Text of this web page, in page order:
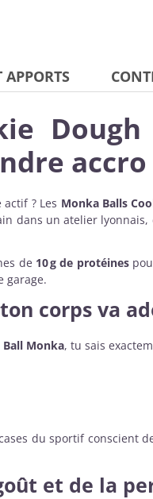
accro
? Les Monka Balls
dans un atelier
de 10 g de protéines
garage.
corps va
Ball Monka, tu sais
du sportif conscient
et de la